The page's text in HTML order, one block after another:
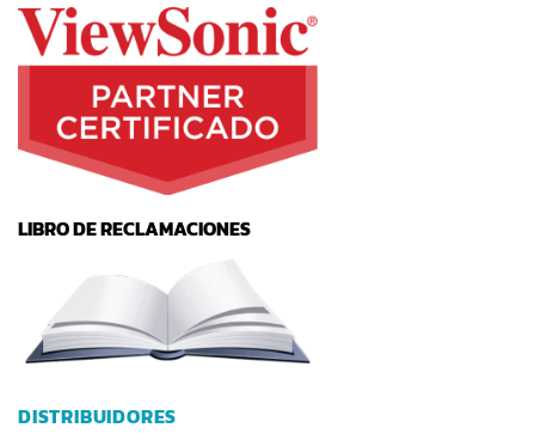
LIBRO DE RECLAMACIONES
DISTRIBUIDORES